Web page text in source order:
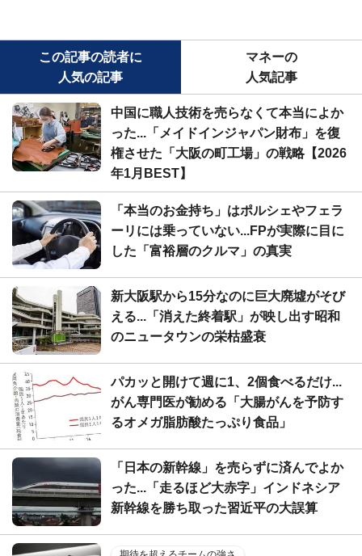
この記事の読者に
人気の記事
マネーの
人気記事
中国に職人技術を売らなくて本当によか
った...「メイドインジャパン財布」を復
権させた「大阪の町工場」の戦略【2026
年1月BEST】
「本当のお金持ち」はポルシェやフェラ
ーリには乗っていない...FPが実際に目に
した「富裕層のクルマ」の真実
新大阪駅から15分なのに巨大廃墟がそび
える...「消えた終着駅」が映し出す昭和
のニュータウンの栄枯盛衰
パカッと開けて週に1、2個食べるだけ...
がん専門医が勧める「大腸がんを予防す
るオメガ脂肪酸たっぷり食品」
「日本の新幹線」を売らずに済んでよか
った...「走るほど大赤字」インドネシア
新幹線を勝ち取った習近平の大誤算